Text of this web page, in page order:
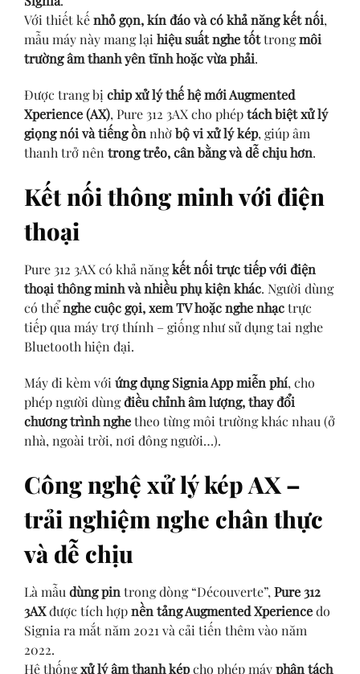
Với thiết kếnhỏ gọn, kín đáo và có khả năng kết nối,
mẫu máy này mang lạihiệu suất nghe tốttrongmôi
trường âm thanh yên tĩnh hoặc vừa phải.
Được trang bị chip xử lý thế hệ mới Augmented
Xperience (AX), Pure 312 3AX cho phéptách biệt xử lý
giọng nói và tiếng ồn nhờbộ vi xử lý kép, giúp âm
thanh trở nên trong trẻo, cân bằng và dễ chịu hơn.
Kết nối thông minh với điện
thoại
Pure 312 3AX có khả năngkết nối trực tiếp với điện
thoại thông minh và nhiều phụ kiện khác. Người dùng
có thểnghe cuộc gọi, xem TV hoặc nghe nhạctrực
tiếp qua máy trợ thính – giống như sử dụng tai nghe
Bluetooth hiện đại.
Máy đi kèm với ứng dụng Signia App miễn phí, cho
phép người dùngđiều chỉnh âm lượng, thay đổi
chương trình nghetheo từng môi trường khác nhau (ở
nhà, ngoài trời, nơi đông người…).
Công nghệ xử lý kép AX –
trải nghiệm nghe chân thực
và dễ chịu
Là mẫudùng pintrong dòng “Découverte”,Pure 312
3AXđược tích hợpnền tảng Augmented Xperiencedo
Signia ra mắt năm 2021 và cải tiến thêm vào năm
2022.
Hệ thốngxử lý âm thanh képcho phép máyphân tách